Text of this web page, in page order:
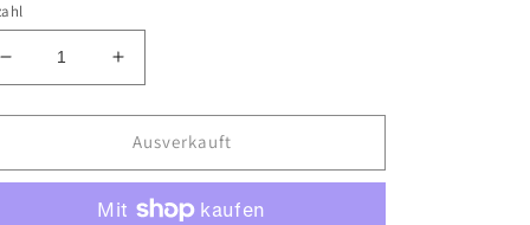
Verringere
die
Menge
Parley?
Erhöhe
die
Menge
für
Parley?
Edelstahl-
Ausverkauft